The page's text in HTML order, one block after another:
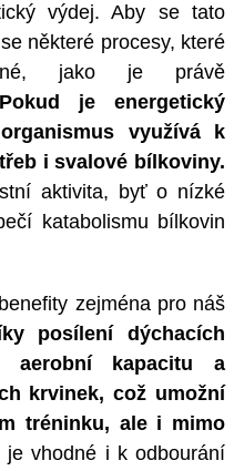
výdej. Aby se tato
některé procesy, které
jako je právě
Pokud je energetický
využívá k
i svalové bílkoviny.
aktivita, byť o nízké
katabolismu bílkovin
zejména pro náš
posílení dýchacích
aerobní kapacitu a
krvinek, což umožní
tréninku, ale i mimo
vhodné i k odbourání